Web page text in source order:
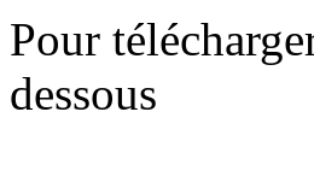
Pour
dessous